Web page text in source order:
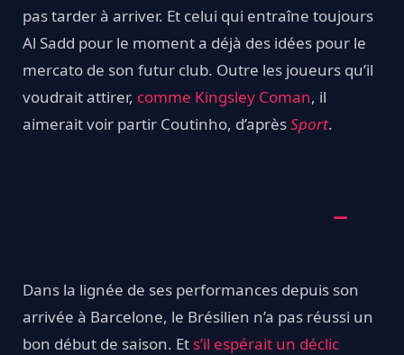
pas tarder à arriver. Et celui qui entraîne toujours
Al Sadd pour le moment a déjà des idées pour le
mercato de son futur club. Outre les joueurs qu’il
voudrait attirer, comme Kingsley Coman, il
aimerait voir partir Coutinho, d’aprèsSport.
Dans la lignée de ses performances depuis son
arrivée à Barcelone, le Brésilien n’a pas réussi un
bon début de saison. Et s’il espérait un déclic